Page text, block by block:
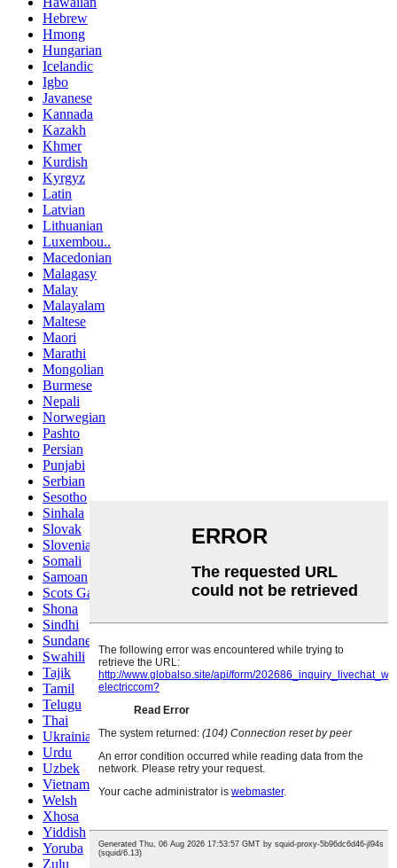
Hebrew
Hmong
Hungarian
Icelandic
Igbo
Javanese
Kannada
Kazakh
Khmer
Kurdish
Kyrgyz
Latin
Latvian
Lithuanian
Luxembou..
Macedonian
Malagasy
Malay
Malayalam
Maltese
Maori
Marathi
Mongolian
Burmese
Nepali
Norwegian
Pashto
Persian
Punjabi
Serbian
Sesotho
Sinhala
Slovak
Slovenian
Somali
Samoan
Scots Gaelic
Shona
Sindhi
Sundanese
Swahili
Tajik
Tamil
Telugu
Thai
Ukrainian
Urdu
Uzbek
Vietnamese
Welsh
Xhosa
Yiddish
Yoruba
Zulu